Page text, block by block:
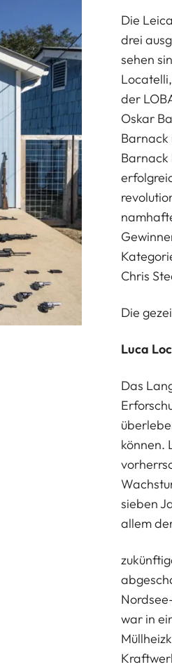
Die
drei
sehen
der
Oskar
Barnack
Chris
Die
Luca
Das
können.
sieben
allem
war in